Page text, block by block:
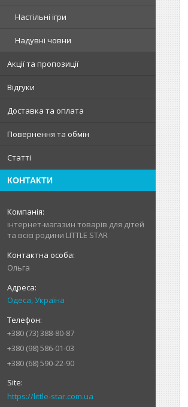
Настільні ігри
Надувні човни
Акції та пропозиції
Відгуки
Доставка та оплата
Повернення та обмін
Статті
КОНТАКТИ
інтернет-магазин товарів для дітей
та всієї родини LITTLE STAR
Ольга
Одеса, Україна
+380 (73) 388-80-87
+380 (98) 586-01-03
+380 (68) 590-22-90
https://little-star.com.ua